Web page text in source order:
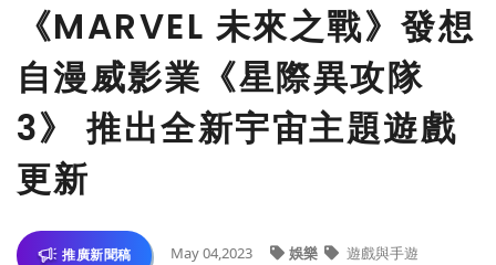
《MARVEL 未來之戰》發想
自漫威影業《星際異攻隊
3》 推出全新宇宙主題遊戲
更新
推廣新聞稿 May 04,2023 娛樂 遊戲與手遊